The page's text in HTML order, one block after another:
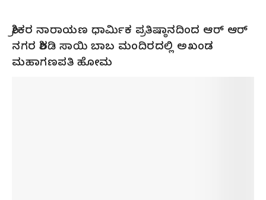
ಶ್ರೀಕರ ನಾರಾಯಣ ಧಾರ್ಮಿಕ ಪ್ರತಿಷ್ಠಾನದಿಂದ ಆರ್ ಆರ್
ನಗರ ಶಿರಡಿ ಸಾಯಿ ಬಾಬ ಮಂದಿರದಲ್ಲಿ ಅಖಂಡ
ಮಹಾಗಣಪತಿ ಹೋಮ